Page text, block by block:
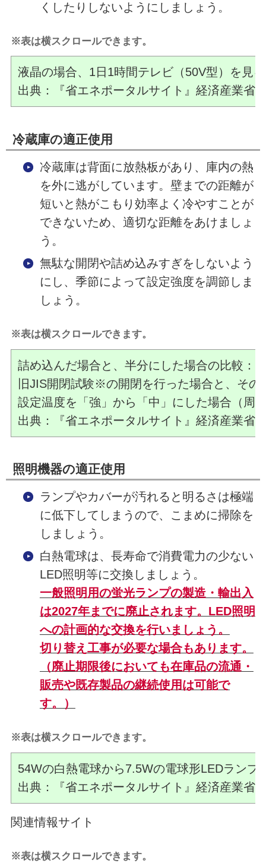
くしたりしないようにしましょう。
※表は横スクロールできます。
液晶の場合、1日1時間テレビ（50V型）を見
出典：『省エネポータルサイト』経済産業省
冷蔵庫の適正使用
冷蔵庫は背面に放熱板があり、庫内の熱
を外に逃がしています。壁までの距離が
短いと熱がこもり効率よく冷やすことが
できないため、適切な距離をあけましょ
う。
無駄な開閉や詰め込みすぎをしないよう
にし、季節によって設定強度を調節しま
しょう。
※表は横スクロールできます。
詰め込んだ場合と、半分にした場合の比較：
旧JIS開閉試験※の開閉を行った場合と、そ
設定温度を「強」から「中」にした場合（周
出典：『省エネポータルサイト』経済産業省
照明機器の適正使用
ランプやカバーが汚れると明るさは極端
に低下してしまうので、こまめに掃除を
しましょう。
白熱電球は、長寿命で消費電力の少ない
LED照明等に交換しましょう。
一般照明用の蛍光ランプの製造・輸出入
は2027年までに廃止されます。LED照明
への計画的な交換を行いましょう。
切り替え工事が必要な場合もあります。
（廃止期限後においても在庫品の流通・
販売や既存製品の継続使用は可能で
す。）
※表は横スクロールできます。
54Wの白熱電球から7.5Wの電球形LEDランプ
出典：『省エネポータルサイト』経済産業省
関連情報サイト
※表は横スクロールできます。